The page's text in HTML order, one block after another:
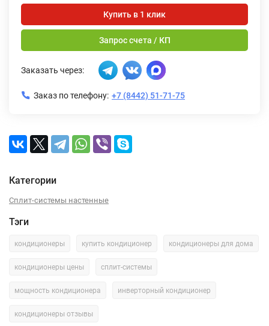
Купить в 1 клик
Запрос счета / КП
Заказать через:
Заказ по телефону: +7 (8442) 51-71-75
Категории
Сплит-системы настенные
Тэги
кондиционеры купить кондиционер кондиционеры для дома
кондиционеры цены сплит-системы
мощность кондиционера инверторный кондиционер
кондиционеры отзывы